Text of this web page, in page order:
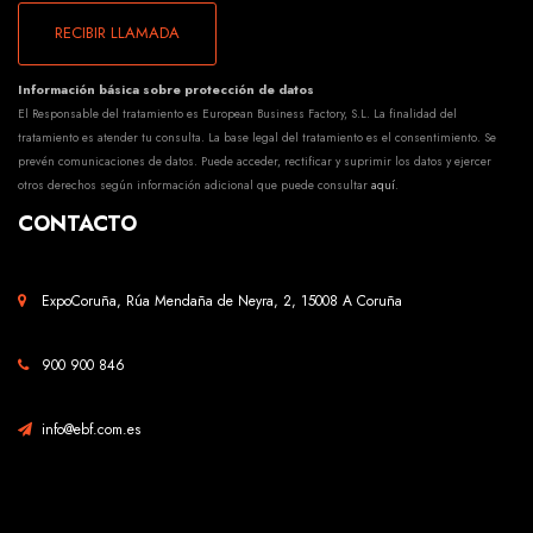
RECIBIR LLAMADA
Información básica sobre protección de datos
El Responsable del tratamiento es European Business Factory, S.L. La finalidad del
tratamiento es atender tu consulta. La base legal del tratamiento es el consentimiento. Se
prevén comunicaciones de datos. Puede acceder, rectificar y suprimir los datos y ejercer
otros derechos según información adicional que puede consultar aquí.
CONTACTO
ExpoCoruña, Rúa Mendaña de Neyra, 2, 15008 A Coruña
900 900 846
info@ebf.com.es